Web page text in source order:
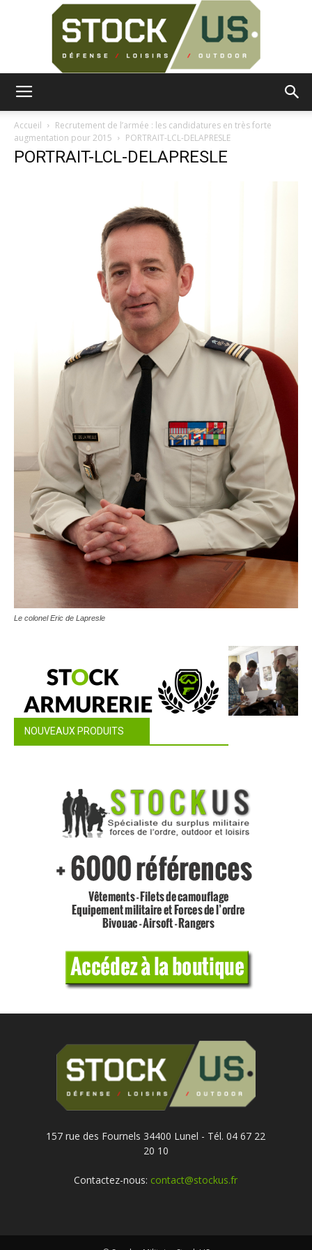
Accueil
Recrutement de l’armée : les candidatures en très forte
augmentation pour 2015
PORTRAIT-LCL-DELAPRESLE
PORTRAIT-LCL-DELAPRESLE
Le colonel Eric de Lapresle
NOUVEAUX PRODUITS
157 rue des Fournels 34400 Lunel - Tél. 04 67 22
20 10
Contactez-nous: contact@stockus.fr